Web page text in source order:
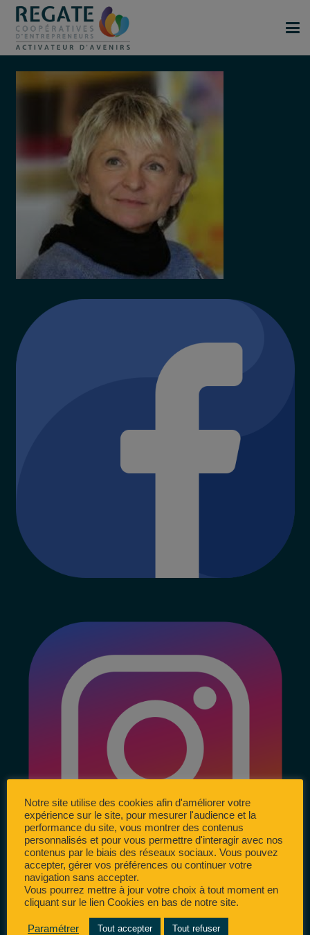
Notre site utilise des cookies afin d'améliorer votre
expérience sur le site, pour mesurer l'audience et la
performance du site, vous montrer des contenus
personnalisés et pour vous permettre d'interagir avec nos
contenus par le biais des réseaux sociaux. Vous pouvez
accepter, gérer vos préférences ou continuer votre
navigation sans accepter.
Vous pourrez mettre à jour votre choix à tout moment en
cliquant sur le lien Cookies en bas de notre site.
Paramétrer Tout accepter Tout refuser